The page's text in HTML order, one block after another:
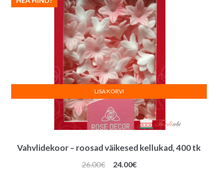
Vahvlidekoor – roosad väikesed kellukad, 400 tk
26.00€
Algne
24.00€Praegune
LISA KORVI